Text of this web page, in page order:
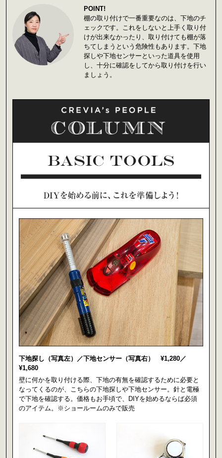
POINT!
棚の取り付けで一番重要なのは、下地のチ
ェックです。これをしないと上手く取り付
けが出来なかったり、取り付けても棚が落
ちてしまうという危険性もあります。下地
探しや下地センサーといった道具を使用
し、十分に確認をしてから取り付けを行い
ましょう。
下地探し（写真左）／下地センサー（写真右） ¥1,280／
¥1,680
壁に何かを取り付ける際、下地の有無を確認するために必要と
なってくるのが、こちらの下地探しや下地センサー。針と電極
で下地を確認する。価格もお手頃で、DIYを始めるならば必須
のアイテム。※ショールームのみで販売